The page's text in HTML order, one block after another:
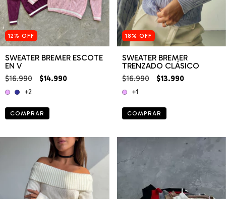
12% OFF
SWEATER BREMER ESCOTE
EN V
$16.990 $14.990
+2
COMPRAR
18% OFF
SWEATER BREMER
TRENZADO CLÁSICO
$16.990 $13.990
+1
COMPRAR